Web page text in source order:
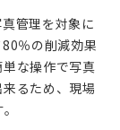
管理を対象に
％の削減効果
な操作で写真
るため、現場